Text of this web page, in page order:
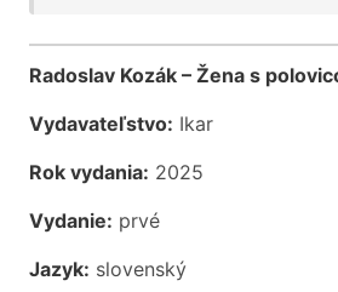
Radoslav Kozák – Žena s
Vydavateľstvo: Ikar
Rok vydania: 2025
Vydanie: prvé
Jazyk: slovenský